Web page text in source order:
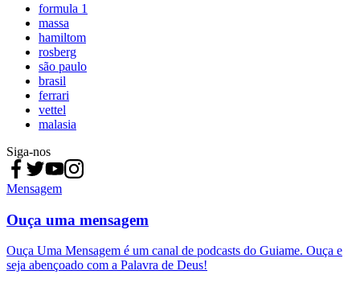
formula 1
massa
hamiltom
rosberg
são paulo
brasil
ferrari
vettel
malasia
Siga-nos
Mensagem
Ouça uma mensagem
Ouça Uma Mensagem é um canal de podcasts do Guiame. Ouça e
seja abençoado com a Palavra de Deus!